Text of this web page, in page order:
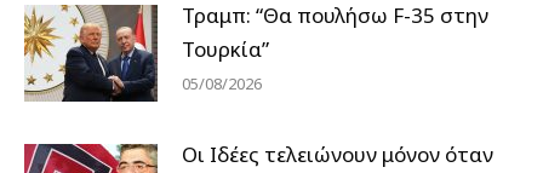
Τραμπ: “Θα πουλήσω F-35 στην
Τουρκία”
05/08/2026
Οι Ιδέες τελειώνουν μόνον όταν